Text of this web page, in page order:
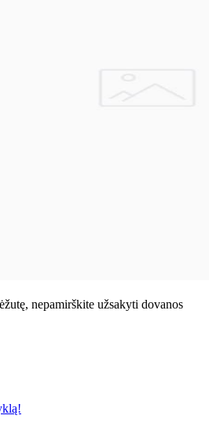
nepamirškite užsakyti dovanos